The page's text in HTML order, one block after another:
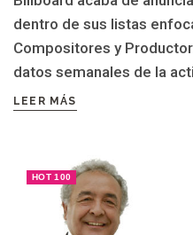
dentro de sus listas
Compositores y
datos semanales de la
LEER MÁS
HOT 100